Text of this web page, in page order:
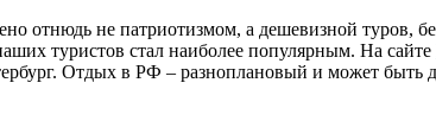
отнюдь не патриотизмом, а дешевизной туров,
туристов стал наиболее популярным. На сайте
Отдых в РФ – разноплановый и может быть